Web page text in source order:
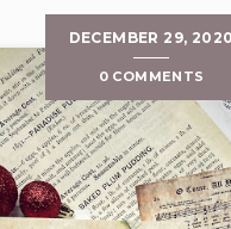
DECEMBER 29, 2020
0 COMMENTS